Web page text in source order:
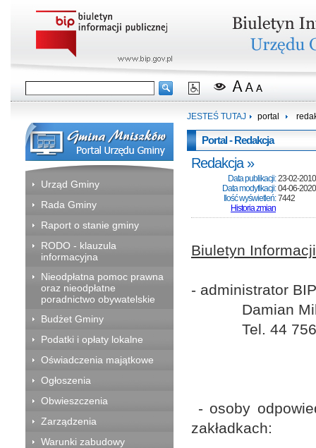
JESTEŚ TUTAJ portal
Urząd Gminy
Rada Gminy
Raport o stanie gminy
RODO - klauzula
informacyjna
Nieodpłatna pomoc prawna
oraz nieodpłatne
poradnictwo obywatelskie
Budżet Gminy
Podatki i opłaty lokalne
Oświadczenia majątkowe
Ogłoszenia
Obwieszczenia
Zarządzenia
Warunki zabudowy
Portal - Redakcja
Redakcja
Data publikacji: 23-02-2010
Data modyfikacji: 04-06-2020
Ilość wyświetleń: 7442
Historia zmian
Biuletyn
- administrator
Damian
Tel. 44
- osoby
zakładkach: